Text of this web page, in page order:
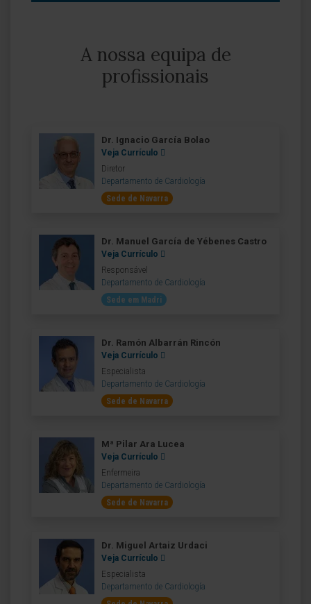
A nossa equipa de
profissionais
Dr. Ignacio García Bolao
Veja Currículo
Diretor
Departamento de Cardiología
Sede de Navarra
Dr. Manuel García de Yébenes Castro
Veja Currículo
Responsável
Departamento de Cardiología
Sede em Madri
Dr. Ramón Albarrán Rincón
Veja Currículo
Especialista
Departamento de Cardiología
Sede de Navarra
Mª Pilar Ara Lucea
Veja Currículo
Enfermeira
Departamento de Cardiología
Sede de Navarra
Dr. Miguel Artaiz Urdaci
Veja Currículo
Especialista
Departamento de Cardiología